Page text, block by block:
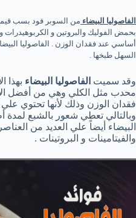
الفاصوليا البيضاء من السوبر فود بسب
بحمض الفوليك والبروتين و الكربوهيدرات و
أساسي عند فقدان الوزن . الفاصوليا
السهل طبخها .
وقد سميت الفاصوليا البيضاء بهذا
محدب مثل الكلي وهي من أفضل
فقدان الوزن وذلك لأنها تحتوي
وبالتالي تعطي شعور بالشبع لمدة
البيضاء أيضاً علي العديد من
والفيتامينات و البروتينات .